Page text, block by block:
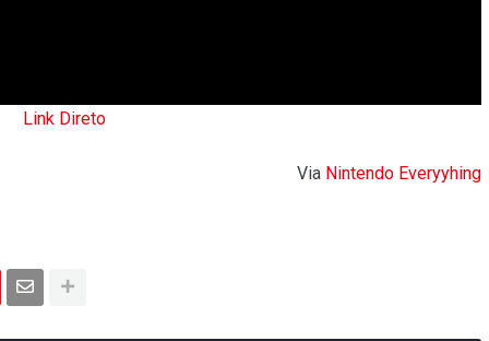
Link Direto
Via Nintendo Everyyhing